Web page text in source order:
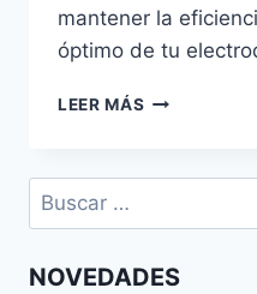
mantener la
óptimo de tu
LEER MÁS GUÍA
LIMPIAR
FILTROS
Buscar:
NOVEDADES